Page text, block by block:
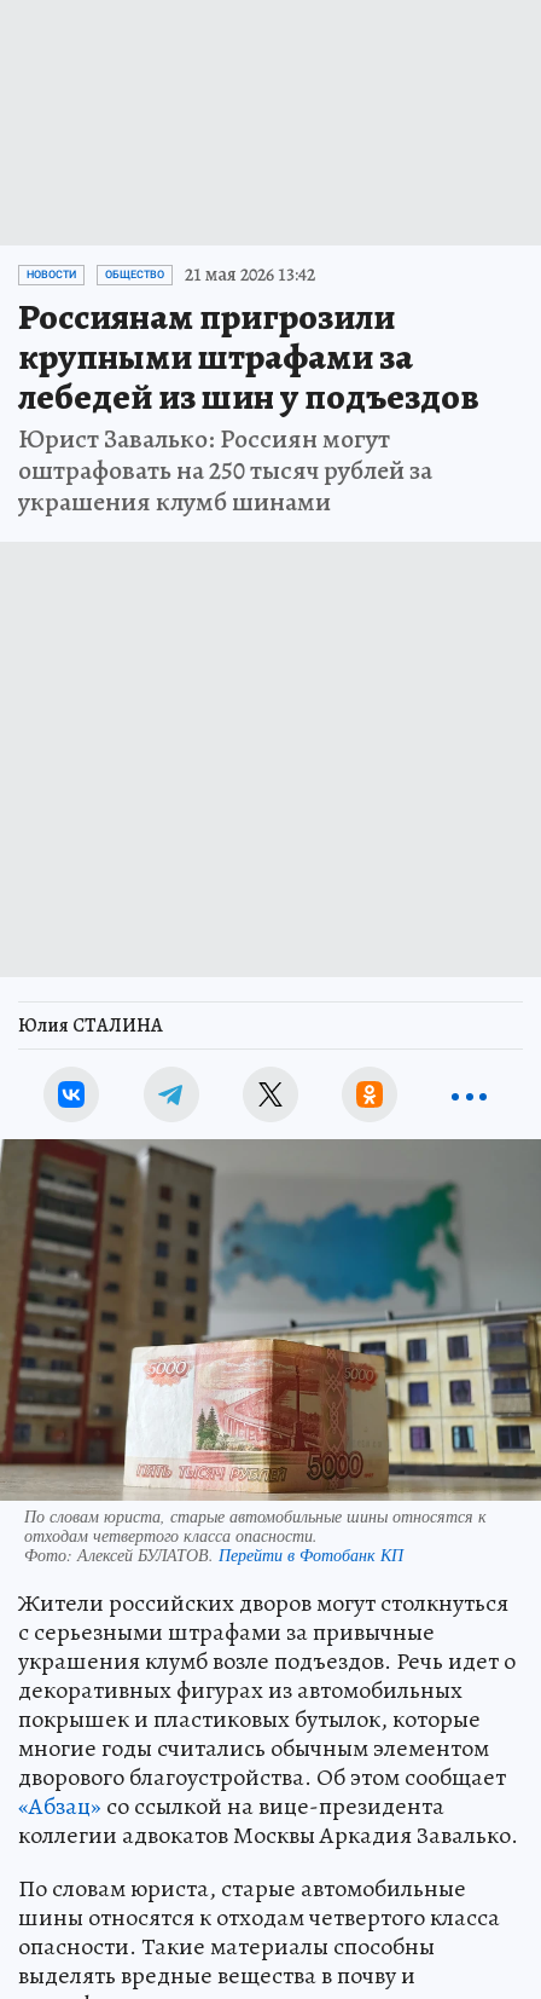
НОВОСТИ ОБЩЕСТВО 21 мая 2026 13:42
Россиянам пригрозили
крупными штрафами за
лебедей из шин у подъездов
Юрист Завалько: Россиян могут
оштрафовать на 250 тысяч рублей за
украшения клумб шинами
Юлия СТАЛИНА
По словам юриста, старые автомобильные шины относятся к
отходам четвертого класса опасности.
Фото:Алексей БУЛАТОВ. Перейти в Фотобанк КП
Жители российских дворов могут столкнуться
с серьезными штрафами за привычные
украшения клумб возле подъездов. Речь идет о
декоративных фигурах из автомобильных
покрышек и пластиковых бутылок, которые
многие годы считались обычным элементом
дворового благоустройства. Об этом сообщает
«Абзац» со ссылкой на вице-президента
коллегии адвокатов Москвы Аркадия Завалько.
По словам юриста, старые автомобильные
шины относятся к отходам четвертого класса
опасности. Такие материалы способны
выделять вредные вещества в почву и